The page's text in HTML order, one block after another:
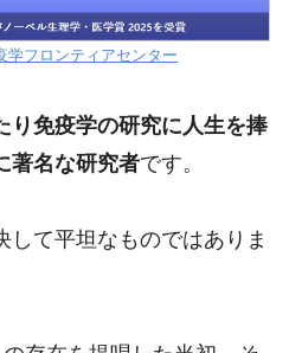
学フロンティアセンター
り免疫学の研究に人生を捧
著名な研究者です。
して平坦なものではありま